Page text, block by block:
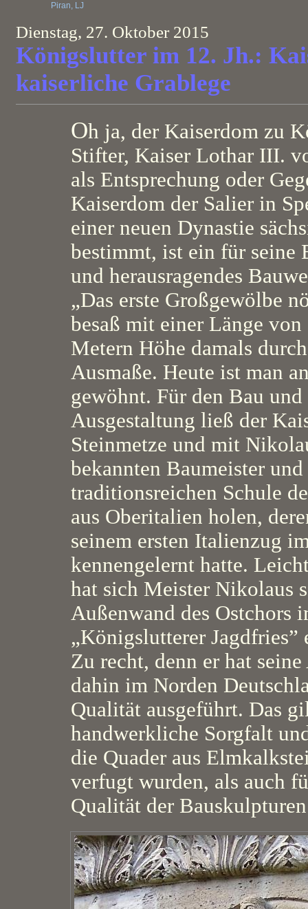
Dienstag, 27. Oktober 2015
Königslutter im 12. Jh.:
kaiserliche Grablege
Oh ja, der Kaiserdom zu
Stifter, Kaiser Lothar III.
als Entsprechung oder
Kaiserdom der Salier in
einer neuen Dynastie
bestimmt, ist ein für seine
und herausragendes
„Das erste Großgewölbe
besaß mit einer Länge
Metern Höhe damals
Ausmaße. Heute ist man
gewöhnt. Für den Bau
Ausgestaltung ließ der
Steinmetze und mit
bekannten Baumeister
traditionsreichen Schule
aus Oberitalien holen,
seinem ersten Italienzug
kennengelernt hatte.
hat sich Meister Nikolaus
Außenwand des Ostchors
„Königslutterer Jagdfries”
Zu recht, denn er hat
dahin im Norden
Qualität ausgeführt. Das
handwerkliche Sorgfalt
die Quader aus
verfugt wurden, als auch
Qualität der